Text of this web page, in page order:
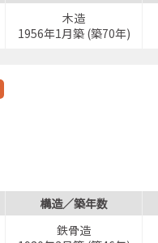
木造
1956年1月築 (築70年)
構造／築年数
鉄骨造